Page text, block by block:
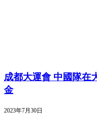
成都大運會 中國隊在
金
2023年7月30日